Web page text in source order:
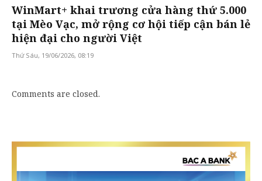
WinMart+ khai trương cửa hàng thứ 5.000
tại Mèo Vạc, mở rộng cơ hội tiếp cận bán lẻ
hiện đại cho người Việt
Thứ Sáu, 19/06/2026, 08:19
Comments are closed.